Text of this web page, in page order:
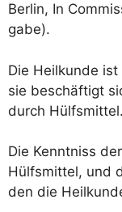
Ber­lin, In
ga­be).
Die Heil­kun­de
sie beschäf­tigt
durch Hülfsmittel.
Die Kennt­niss
Hülfs­mit­tel, und
den die